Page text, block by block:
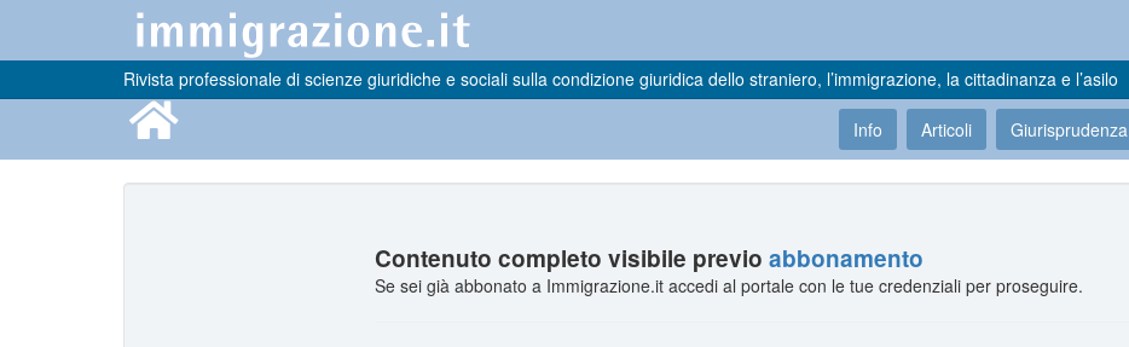
Rivista professionale di scienze giuridiche e sociali sulla condizione giuridica dello straniero, l’immigrazione, la cittadinanza e l’asilo
Info Articoli Giurisprudenza
Contenuto completo visibile previoabbonamento
Se sei già abbonato a Immigrazione.it accedi al portale con le tue credenziali per proseguire.